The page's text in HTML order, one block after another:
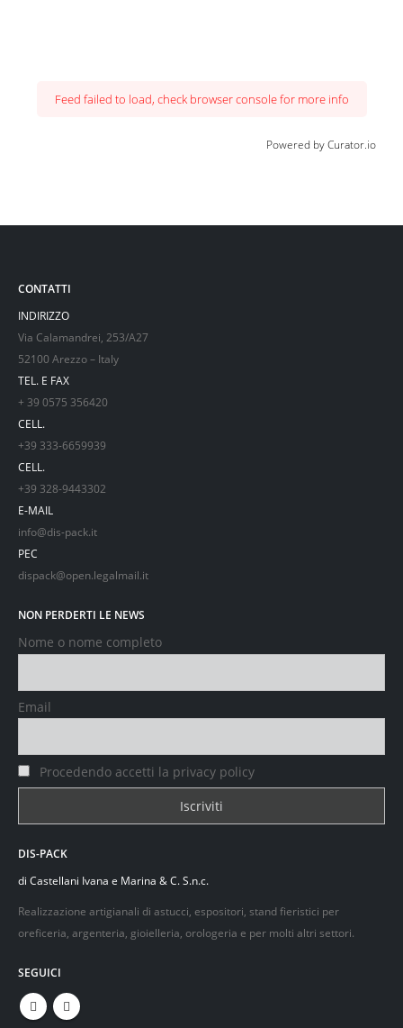
Feed failed to load, check browser console for more info
Powered by Curator.io
CONTATTI
INDIRIZZO
Via Calamandrei, 253/A27
52100 Arezzo – Italy
TEL. E FAX
+ 39 0575 356420
CELL.
+39 333-6659939
CELL.
+39 328-9443302
E-MAIL
info@dis-pack.it
PEC
dispack@open.legalmail.it
NON PERDERTI LE NEWS
Nome o nome completo
Email
Procedendo accetti la privacy policy
DIS-PACK
di Castellani Ivana e Marina & C. S.n.c.
Realizzazione artigianali di astucci, espositori, stand fieristici per
oreficeria, argenteria, gioielleria, orologeria e per molti altri settori.
SEGUICI